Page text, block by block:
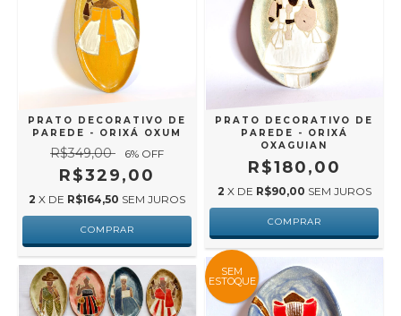
PRATO DECORATIVO DE
PAREDE - ORIXÁ OXUM
R$349,00 6% OFF
R$329,00
2 X DE R$164,50 SEM JUROS
PRATO DECORATIVO DE
PAREDE - ORIXÁ
OXAGUIAN
R$180,00
2 X DE R$90,00 SEM JUROS
SEM
ESTOQUE